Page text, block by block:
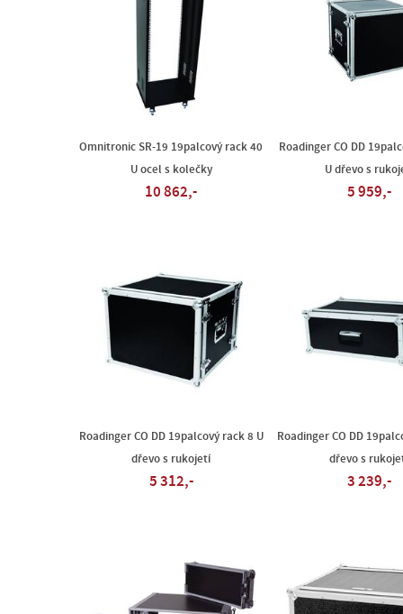
Omnitronic SR-19 19palcový rack 40
U ocel s kolečky
10 862,-
Roadinger CO DD
U dřevo s
5 959,-
Roadinger CO DD 19palcový rack 8 U
dřevo s rukojetí
5 312,-
Roadinger CO DD
dřevo s
3 239,-